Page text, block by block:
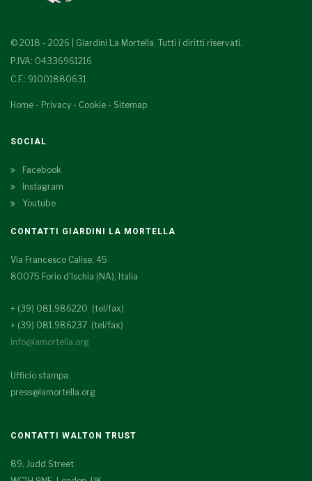
© 2018 - 2026 | Giardini La Mortella. Tutti i diritti riservati.
P.IVA: 04336961216
C.F.: 91001880631
Home - Privacy - Cookie - Sitemap
SOCIAL
Facebook
Instagram
Youtube
CONTATTI GIARDINI LA MORTELLA
Via Francesco Calise, 45
80075 Forio d'Ischia (NA), Italia
+ (39) 081.986220 (tel/fax)
+ (39) 081.986237 (tel/fax)
info@lamortella.org
Ufficio stampa:
press@lamortella.org
CONTATTI WALTON TRUST
89, Judd Street